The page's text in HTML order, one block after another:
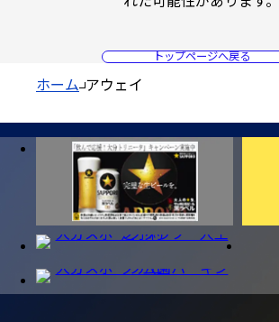
トップページへ戻る
ホーム アウェイ